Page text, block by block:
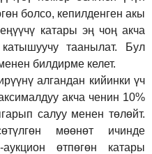
болсо, кепилденген акы
катары эң чоң акча
таанылат. Бул
билдирме келет.
алгандан кийинки үч
акча ченин 10%
салуу менен төлөйт.
мөөнөт ичинде
өтпөгөн катары